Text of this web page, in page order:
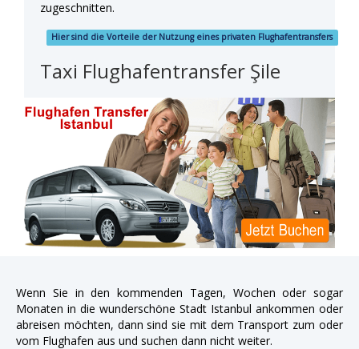
zugeschnitten.
Hier sind die Vorteile der Nutzung eines privaten Flughafentransfers
Taxi Flughafentransfer Şile
Wenn Sie in den kommenden Tagen, Wochen oder sogar
Monaten in die wunderschöne Stadt Istanbul ankommen oder
abreisen möchten, dann sind sie mit dem Transport zum oder
vom Flughafen aus und suchen dann nicht weiter.